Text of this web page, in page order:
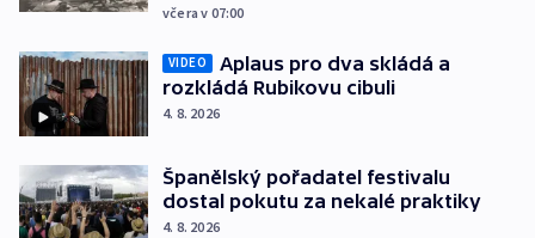
včera v 07:00
VIDEO
Aplaus pro dva skládá a
rozkládá Rubikovu cibuli
4. 8. 2026
Španělský pořadatel festivalu
dostal pokutu za nekalé praktiky
4. 8. 2026